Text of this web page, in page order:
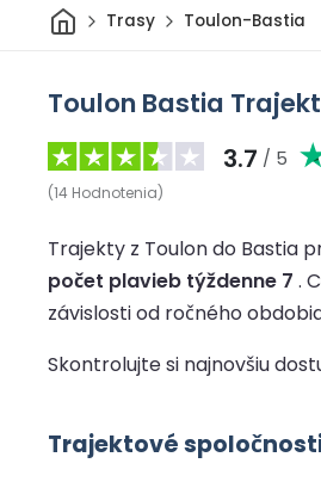
Domov
Trasy Toulon-Bastia
Toulon Bastia Trajekt
3.7 / 5
(14 Hodnotenia)
Trajekty z Toulon do Bastia
počet plavieb týždenne 7 .
závislosti od ročného
Skontrolujte si najnovšiu
Trajektové